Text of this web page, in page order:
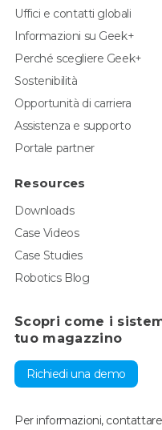
Uffici e contatti globali
Informazioni su Geek+
Perché scegliere Geek+
Sostenibilità
Opportunità di carriera
Assistenza e supporto
Portale partner
Resources
Downloads
Case Videos
Case Studies
Robotics Blog
Scopri come i
tuo magazzino
Richiedi una demo
Per informazioni,